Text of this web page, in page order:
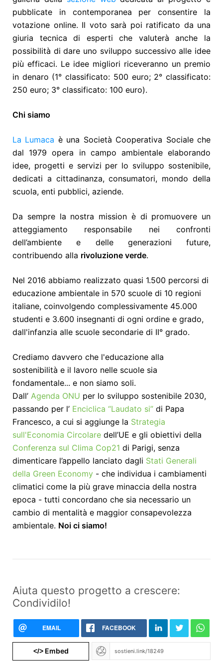
pubblicate in contemporanea per consentire la
votazione online. Il voto sarà poi ratificato da una
giuria tecnica di esperti che valuterà anche la
possibilità di dare uno sviluppo successivo alle idee
più efficaci. Le idee migliori riceveranno un premio
in denaro (1° classificato: 500 euro; 2° classificato:
250 euro; 3° classificato: 100 euro).
Chi siamo
La Lumaca è una Società Cooperativa Sociale che
dal 1979 opera in campo ambientale elaborando
idee, progetti e servizi per lo sviluppo sostenibile,
dedicati a cittadinanza, consumatori, mondo della
scuola, enti pubblici, aziende.
Da sempre la nostra mission è di promuovere un
atteggiamento responsabile nei confronti
dell’ambiente e delle generazioni future,
contribuendo alla rivoluzione verde.
Nel 2016 abbiamo realizzato quasi 1.500 percorsi di
educazione ambientale in 570 scuole di 10 regioni
italiane, coinvolgendo complessivamente 45.000
studenti e 3.600 insegnanti di ogni ordine e grado,
dall'infanzia alle scuole secondarie di II° grado.
Crediamo davvero che l'educazione alla
sostenibilità e il lavoro nelle scuole sia
fondamentale... e non siamo soli.
Dall’ Agenda ONU per lo sviluppo sostenibile 2030,
passando per l’ Enciclica “Laudato si” di Papa
Francesco, a cui si aggiunge la Strategia
sull'Economia Circolare dell’UE e gli obiettivi della
Conferenza sul Clima Cop21 di Parigi, senza
dimenticare l’appello lanciato dagli Stati Generali
della Green Economy - che individua i cambiamenti
climatici come la più grave minaccia della nostra
epoca - tutti concordano che sia necessario un
cambio di mentalità e maggior consapevolezza
ambientale. Noi ci siamo!
Aiuta questo progetto a crescere:
Condividilo!
EMAIL FACEBOOK
</>Embed